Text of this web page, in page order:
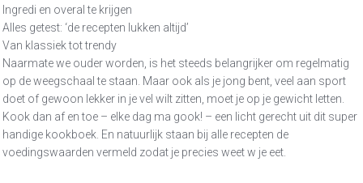
Ingredi en overal te krijgen
Alles getest: ‘de recepten lukken altijd’
Van klassiek tot trendy
Naarmate we ouder worden, is het steeds belangrijker om regelmatig
op de weegschaal te staan. Maar ook als je jong bent, veel aan sport
doet of gewoon lekker in je vel wilt zitten, moet je op je gewicht letten.
Kook dan af en toe – elke dag ma gook! – een licht gerecht uit dit super
handige kookboek. En natuurlijk staan bij alle recepten de
voedingswaarden vermeld zodat je precies weet w je eet.